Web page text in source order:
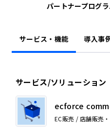
パートナープログ
サービス・機能 導入事
サービス/ソリューション
ecforce
EC販売 / 店舗販売